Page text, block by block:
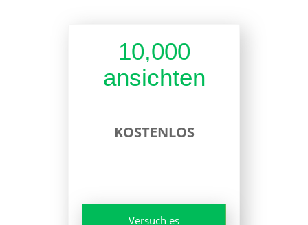
10,000
ansichten
KOSTENLOS
Versuch es